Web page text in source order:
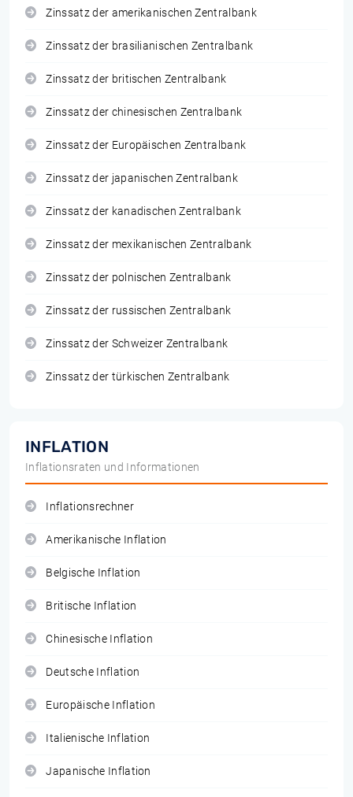
Zinssatz der amerikanischen Zentralbank
Zinssatz der brasilianischen Zentralbank
Zinssatz der britischen Zentralbank
Zinssatz der chinesischen Zentralbank
Zinssatz der Europäischen Zentralbank
Zinssatz der japanischen Zentralbank
Zinssatz der kanadischen Zentralbank
Zinssatz der mexikanischen Zentralbank
Zinssatz der polnischen Zentralbank
Zinssatz der russischen Zentralbank
Zinssatz der Schweizer Zentralbank
Zinssatz der türkischen Zentralbank
INFLATION
Inflationsraten und Informationen
Inflationsrechner
Amerikanische Inflation
Belgische Inflation
Britische Inflation
Chinesische Inflation
Deutsche Inflation
Europäische Inflation
Italienische Inflation
Japanische Inflation